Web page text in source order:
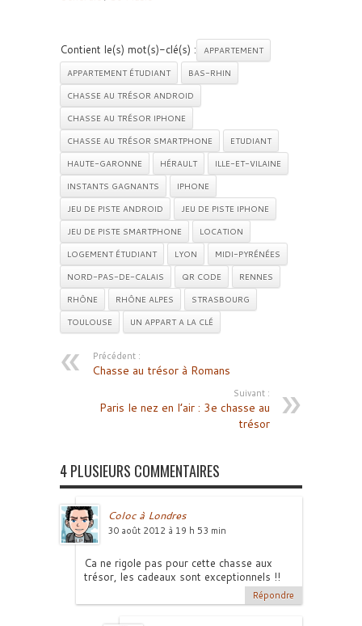
Contient le(s) mot(s)-clé(s) :
APPARTEMENT
APPARTEMENT ÉTUDIANT
BAS-RHIN
CHASSE AU TRÉSOR ANDROID
CHASSE AU TRÉSOR IPHONE
CHASSE AU TRÉSOR SMARTPHONE
ETUDIANT
HAUTE-GARONNE
HÉRAULT
ILLE-ET-VILAINE
INSTANTS GAGNANTS
IPHONE
JEU DE PISTE ANDROID
JEU DE PISTE IPHONE
JEU DE PISTE SMARTPHONE
LOCATION
LOGEMENT ÉTUDIANT
LYON
MIDI-PYRÉNÉES
NORD-PAS-DE-CALAIS
QR CODE
RENNES
RHÔNE
RHÔNE ALPES
STRASBOURG
TOULOUSE
UN APPART A LA CLÉ
Précédent :
Chasse au trésor à Romans
Suivant :
Paris le nez en l’air : 3e chasse au
trésor
4 PLUSIEURS COMMENTAIRES
Coloc à Londres
30 août 2012 à 19 h 53 min
Ca ne rigole pas pour cette chasse aux
trésor, les cadeaux sont exceptionnels !!
Répondre